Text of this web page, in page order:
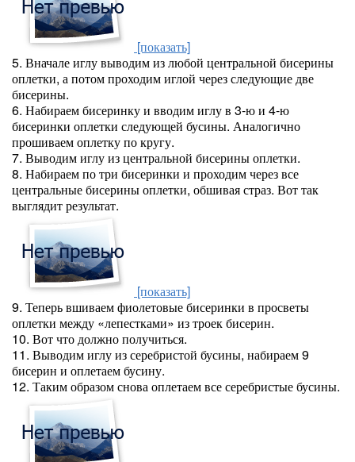
[показать]
5. Вначале иглу выводим из любой центральной бисерины
оплетки, а потом проходим иглой через следующие две
бисерины.
6. Набираем бисеринку и вводим иглу в 3-ю и 4-ю
бисеринки оплетки следующей бусины. Аналогично
прошиваем оплетку по кругу.
7. Выводим иглу из центральной бисерины оплетки.
8. Набираем по три бисеринки и проходим через все
центральные бисерины оплетки, обшивая страз. Вот так
выглядит результат.
[показать]
9. Теперь вшиваем фиолетовые бисеринки в просветы
оплетки между «лепестками» из троек бисерин.
10. Вот что должно получиться.
11. Выводим иглу из серебристой бусины, набираем 9
бисерин и оплетаем бусину.
12. Таким образом снова оплетаем все серебристые бусины.